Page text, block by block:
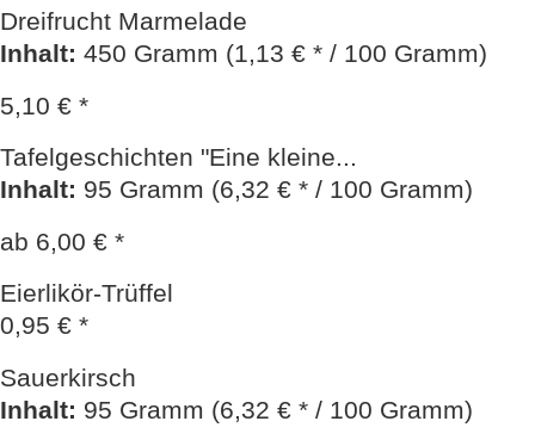
Dreifrucht Marmelade
Inhalt: 450 Gramm (1,13 € * / 100 Gramm)
5,10 € *
Tafelgeschichten "Eine kleine...
Inhalt: 95 Gramm (6,32 € * / 100 Gramm)
ab 6,00 € *
Eierlikör-Trüffel
0,95 € *
Sauerkirsch
Inhalt: 95 Gramm (6,32 € * / 100 Gramm)